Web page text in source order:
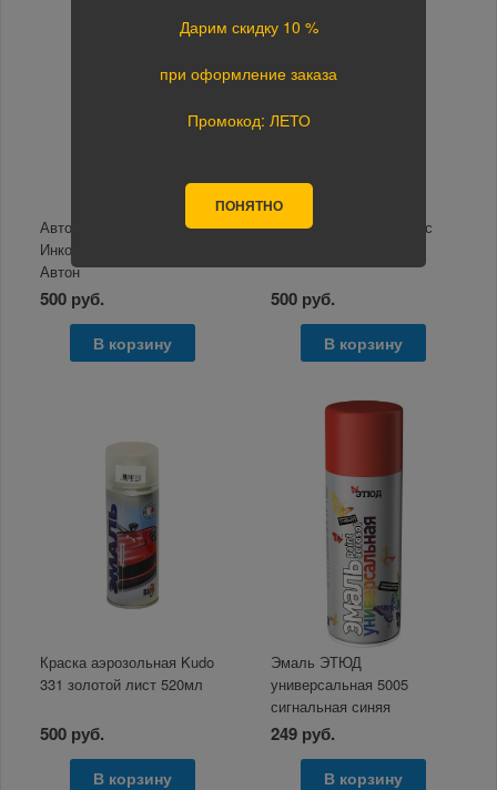
Автоэмаль 347 Золото
Инков Ме 520мл аэрозоль
Автон
500 руб.
В корзину
Автоэмаль 564 Кипарис
500 руб.
В корзину
Краска аэрозольная Kudo
331 золотой лист 520мл
500 руб.
В корзину
Эмаль ЭТЮД
универсальная 5005
сигнальная синяя
аэрозоль 400/520 мл
249 руб.
В корзину
Дарим скидку 10 %
при оформление заказа
Промокод: ЛЕТО
ПОНЯТНО